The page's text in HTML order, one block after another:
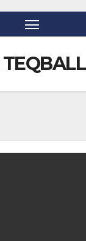
TEQBALL